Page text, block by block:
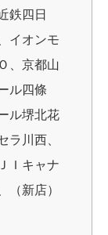
鉄四日
イオンモ
、京都山
ル四條
ル堺北花
ラ川西、
Ｉキャナ
（新店）